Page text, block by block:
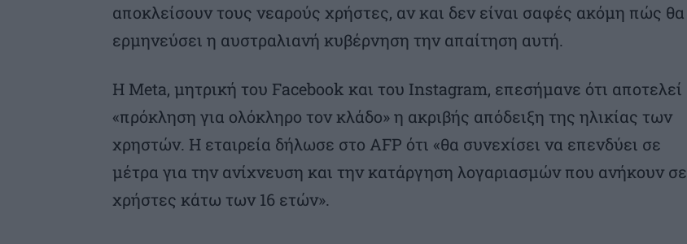
αποκλείσουν τους νεαρούς χρήστες, αν και δεν είναι σαφές ακόμη πώς θα
ερμηνεύσει η αυστραλιανή κυβέρνηση την απαίτηση αυτή.
Η Meta, μητρική του Facebook και του Instagram, επεσήμανε ότι αποτελεί
«πρόκληση για ολόκληρο τον κλάδο» η ακριβής απόδειξη της ηλικίας των
χρηστών. Η εταιρεία δήλωσε στο AFP ότι «θα συνεχίσει να επενδύει σε
μέτρα για την ανίχνευση και την κατάργηση λογαριασμών που ανήκουν σε
χρήστες κάτω των 16 ετών».